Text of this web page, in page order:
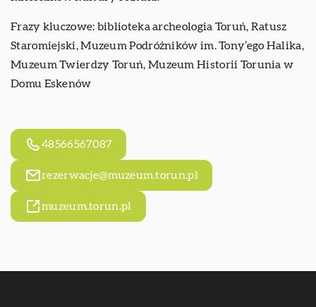
Frazy kluczowe: biblioteka archeologia Toruń, Ratusz
Staromiejski, Muzeum Podróżników im. Tony’ego Halika,
Muzeum Twierdzy Toruń, Muzeum Historii Torunia w
Domu Eskenów
48566567087
rezerwacje@muzeum.torun.pl
muzeum.torun.pl